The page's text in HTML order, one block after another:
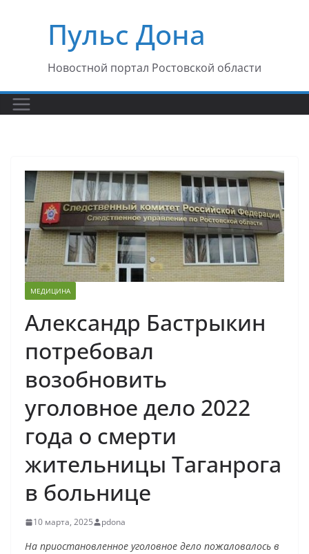
содержимомуПульс Дона
Новостной портал Ростовской области
МЕДИЦИНА
Александр Бастрыкин
потребовал
возобновить
уголовное дело 2022
года о смерти
жительницы Таганрога
в больнице
10 марта, 2025 pdona
На приостановленное уголовное дело пожаловалось в